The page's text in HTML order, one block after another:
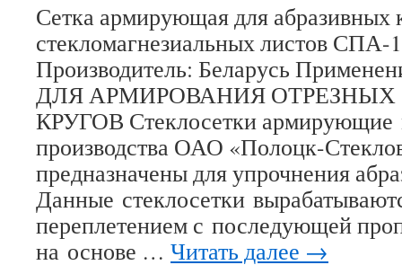
Сетка армирующая для абразивных
стекломагнезиальных листов
Производитель: Беларусь
ДЛЯ АРМИРОВАНИЯ ОТРЕЗНЫХ
КРУГОВ Стеклосетки
производства ОАО «Полоцк-
предназначены для упрочнения
Данные стеклосетки
переплетением с последующей
на основе … Читать далее →